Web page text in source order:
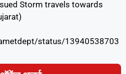
Storm travels towards
status/13940538703